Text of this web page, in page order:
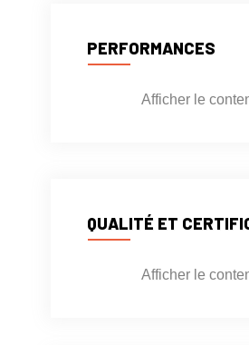
PERFORMANCES
Afficher le
QUALITÉ ET
Afficher le